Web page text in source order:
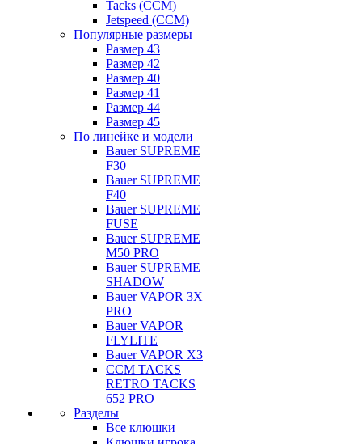
Tacks (CCM)
Jetspeed (CCM)
Популярные размеры
Размер 43
Размер 42
Размер 40
Размер 41
Размер 44
Размер 45
По линейке и модели
Bauer SUPREME
F30
Bauer SUPREME
F40
Bauer SUPREME
FUSE
Bauer SUPREME
M50 PRO
Bauer SUPREME
SHADOW
Bauer VAPOR 3X
PRO
Bauer VAPOR
FLYLITE
Bauer VAPOR X3
CCM TACKS
RETRO TACKS
652 PRO
Разделы
Все клюшки